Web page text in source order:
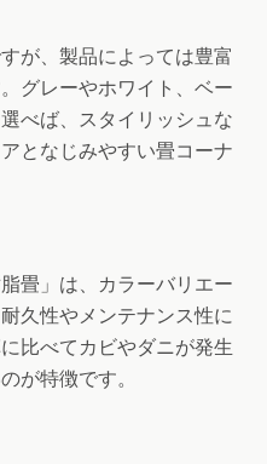
が、製品によっては豊富
グレーやホワイト、ベー
べば、スタイリッシュな
となじみやすい畳コーナ
畳」は、カラーバリエー
久性やメンテナンス性に
比べてカビやダニが発生
が特徴です。